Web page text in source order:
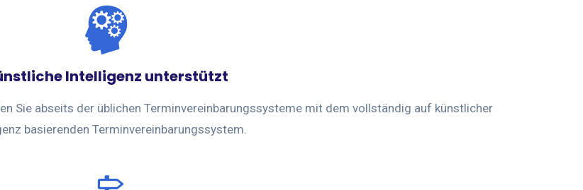
Intelligenz unterstützt
Sie abseits der üblichen Terminvereinbarungssysteme mit dem vollständig auf künstlicher
basierenden Terminvereinbarungssystem.